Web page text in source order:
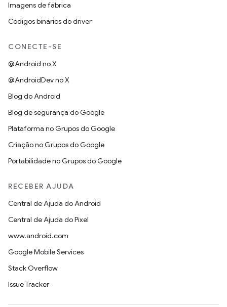
Imagens de fábrica
Códigos binários do driver
CONECTE-SE
@Android no X
@AndroidDev no X
Blog do Android
Blog de segurança do Google
Plataforma no Grupos do Google
Criação no Grupos do Google
Portabilidade no Grupos do Google
RECEBER AJUDA
Central de Ajuda do Android
Central de Ajuda do Pixel
www.android.com
Google Mobile Services
Stack Overflow
Issue Tracker